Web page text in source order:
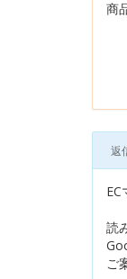
商
返
EC
読
ご